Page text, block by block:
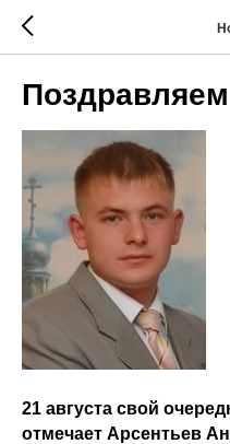
Поздравляем
21 августа свой
отмечает Арсентьев